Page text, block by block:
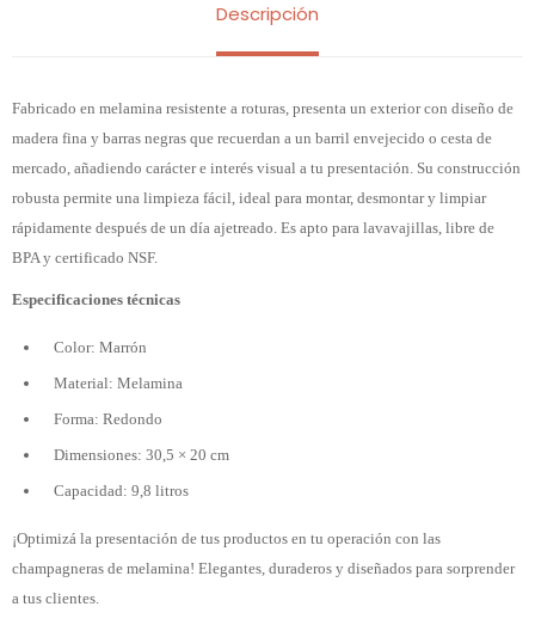
Descripción
Fabricado en melamina resistente a roturas, presenta un exterior con diseño de
madera fina y barras negras que recuerdan a un barril envejecido o cesta de
mercado, añadiendo carácter e interés visual a tu presentación. Su construcción
robusta permite una limpieza fácil, ideal para montar, desmontar y limpiar
rápidamente después de un día ajetreado. Es apto para lavavajillas, libre de
BPA y certificado NSF.
Especificaciones técnicas
Color: Marrón
Material: Melamina
Forma: Redondo
Dimensiones: 30,5 × 20 cm
Capacidad: 9,8 litros
¡Optimizá la presentación de tus productos en tu operación con las
champagneras de melamina! Elegantes, duraderos y diseñados para sorprender
a tus clientes.